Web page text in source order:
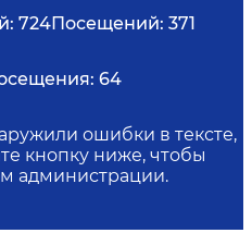
724Посещений: 371
64
ошибки в тексте,
кнопку ниже, чтобы
администрации.